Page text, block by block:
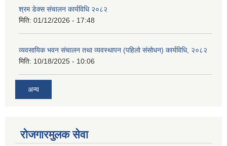
श्रम डेक्स संचालन कार्यविधि २०८२
मिति: 01/12/2026 - 17:48
व्यवसायिक भवन संचालन तथा व्यवस्थापन (पहिलो संसोधन) कार्यविधि, २०८२
मिति: 10/18/2025 - 10:06
अन्य
रोजगारमुलक सेवा